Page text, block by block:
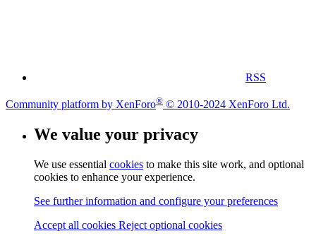
RSS
Community platform by XenForo® © 2010-2024 XenForo Ltd.
We value your privacy
We use essential cookies to make this site work, and optional
cookies to enhance your experience.
See further information and configure your preferences
Accept all cookies Reject optional cookies